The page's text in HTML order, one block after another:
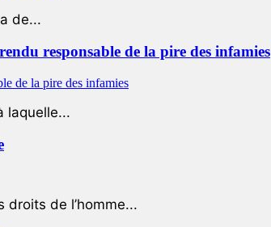
de...
responsable de la pire des infamies
laquelle...
droits de l’homme...